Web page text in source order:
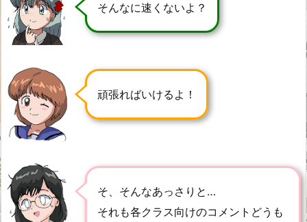
そんなに速くないよ？
頑張ればいけるよ！
そ、そんなあっさりと…
それも各クラス向けのコメントどうも